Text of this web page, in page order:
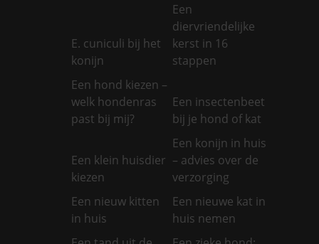
E. cuniculi bij het
konijn
Een
diervriendelijke
kerst in 16
stappen
Een hond kiezen –
welk hondenras
past bij mij?
Een insectenbeet
bij je hond of kat
Een klein huisdier
kiezen
Een konijn in huis
– advies over de
verzorging
Een nieuw kitten
in huis
Een nieuwe kat in
huis nemen